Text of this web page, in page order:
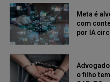
Meta é
com
por IA
o filho